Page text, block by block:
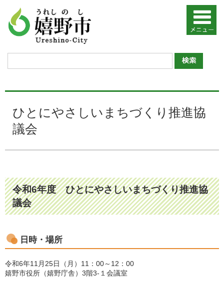
ひとにやさしいまちづくり推進協
議会
令和6年度 ひとにやさしいまちづくり推進協
議会
日時・場所
令和6年11月25日（月）11：00～12：00
嬉野市役所（嬉野庁舎）3階3-１会議室